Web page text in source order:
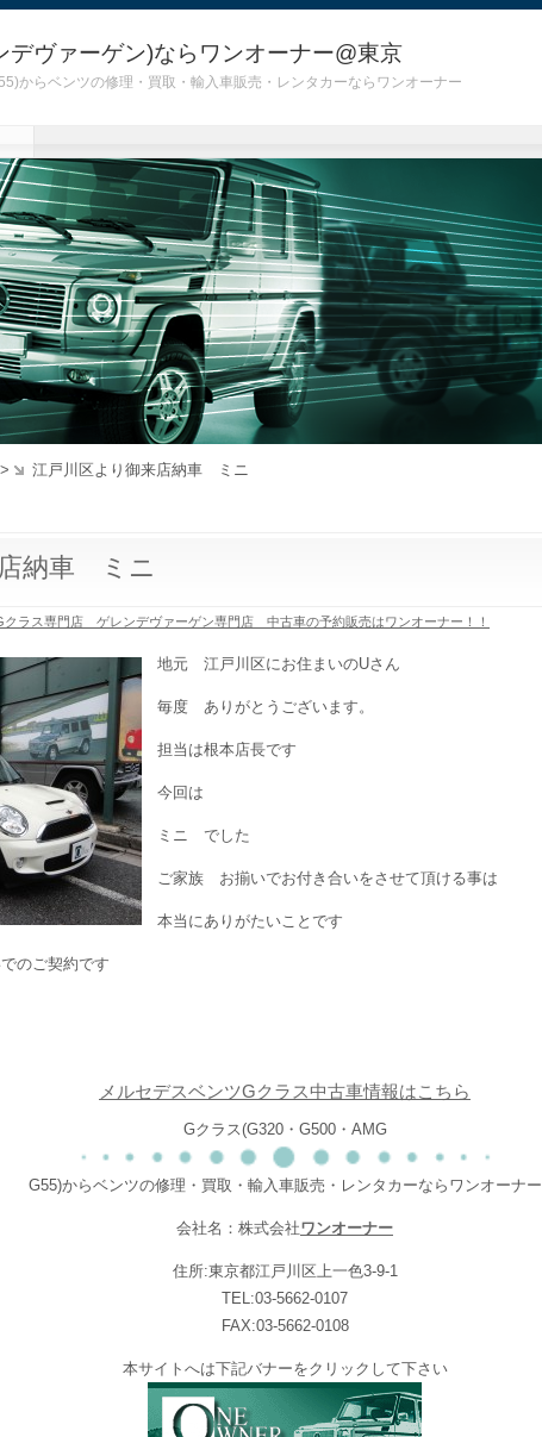
デヴァーゲン)ならワンオーナー@東京
からベンツの修理・買取・輸入車販売・レンタカーならワンオーナー
> 江戸川区より御来店納車 ミニ
納車 ミニ
クラス専門店 ゲレンデヴァーゲン専門店 中古車の予約販売はワンオーナー！！
地元 江戸川区にお住まいのUさん
毎度 ありがとうございます。
担当は根本店長です
今回は
ミニ でした
ご家族 お揃いでお付き合いをさせて頂ける事は
本当にありがたいことです
のご契約です
メルセデスベンツGクラス中古車情報はこちら
Gクラス(G320・G500・AMG
G55)からベンツの修理・買取・輸入車販売・レンタカーならワンオーナー
会社名：株式会社ワンオーナー
住所:東京都江戸川区上一色3-9-1
TEL:03-5662-0107
FAX:03-5662-0108
本サイトへは下記バナーをクリックして下さい